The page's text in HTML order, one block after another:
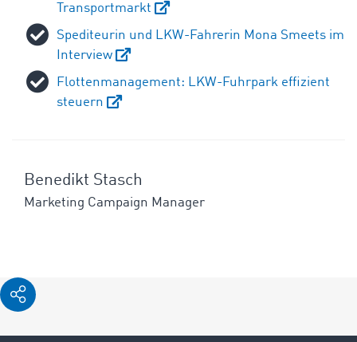
Transportmarkt
Spediteurin und LKW-Fahrerin Mona Smeets im
Interview
Flottenmanagement: LKW-Fuhrpark effizient
steuern
Benedikt Stasch
Marketing Campaign Manager